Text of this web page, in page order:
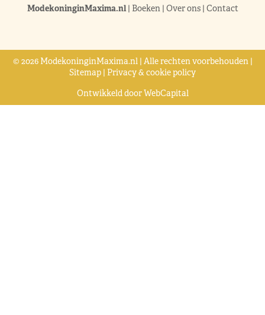
ModekoninginMaxima.nl| Boeken| Over ons| Contact
© 2026 ModekoninginMaxima.nl | Alle rechten voorbehouden |
Sitemap | Privacy & cookie policy
Ontwikkeld doorWebCapital